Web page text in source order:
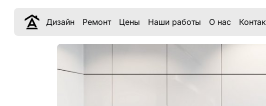
Дизайн Ремонт Цены Наши работы О нас